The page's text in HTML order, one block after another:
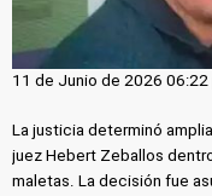
11 de Junio de 2026 06:22
La justicia determinó
juez Hebert Zeballos
maletas. La decisión fue